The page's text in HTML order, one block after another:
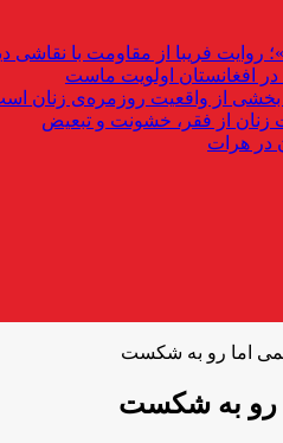
فریبا از مقاومت با نقاشی
در افغانستان اولویت ماست
بخشی از واقعیت روزمره‌ی زنان
زنان از فقر، خشونت و تبعیض
در هرات
اما رو به شکست
رو به شکست